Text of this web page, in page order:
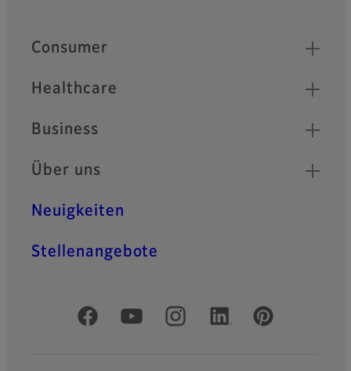
Quick Links
Consumer
Healthcare
Business
Über uns
Neuigkeiten
Stellenangebote
Offizielle soziale Medien